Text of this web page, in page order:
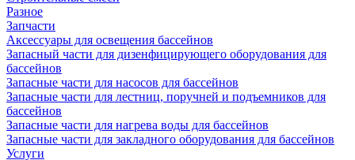
Разное
Запчасти
Аксессуары для освещения бассейнов
Запасный части для дизенфицирующего оборудования для
бассейнов
Запасные части для насосов для бассейнов
Запасные части для лестниц, поручней и подъемников для
бассейнов
Запасные части для нагрева воды для бассейнов
Запасные части для закладного оборудования для бассейнов
Услуги